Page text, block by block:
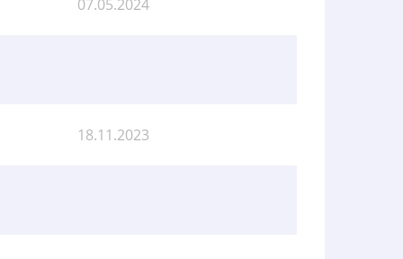
07.05.2024
18.11.2023